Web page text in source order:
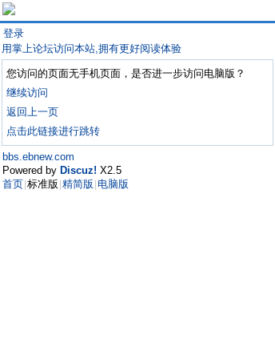
登录
用掌上论坛访问本站,拥有更好阅读体验
您访问的页面无手机页面，是否进一步访问电脑版？
继续访问
返回上一页
点击此链接进行跳转
bbs.ebnew.com
Powered by Discuz! X2.5
首页 标准版 精简版 电脑版